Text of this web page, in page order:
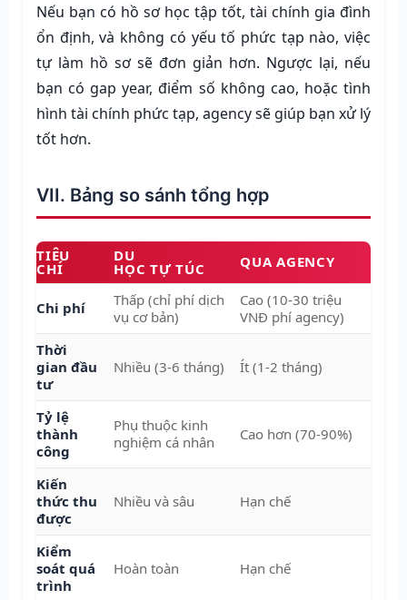
Nếu bạn có hồ sơ học tập tốt, tài chính gia đình
ổn định, và không có yếu tố phức tạp nào, việc
tự làm hồ sơ sẽ đơn giản hơn. Ngược lại, nếu
bạn có gap year, điểm số không cao, hoặc tình
hình tài chính phức tạp, agency sẽ giúp bạn xử lý
tốt hơn.
VII. Bảng so sánh tổng hợp
TIÊU
CHÍ
DU
HỌC TỰ TÚC QUA AGENCY
Chi phí
Thấp (chỉ phí dịch
vụ cơ bản)
Cao (10-30 triệu
VNĐ phí agency)
Thời
gian đầu
tư
Nhiều (3-6 tháng) Ít (1-2 tháng)
Tỷ lệ
thành
công
Phụ thuộc kinh
nghiệm cá nhân
Cao hơn (70-90%)
Kiến
thức thu
được
Nhiều và sâu Hạn chế
Kiểm
soát quá
trình
Hoàn toàn Hạn chế